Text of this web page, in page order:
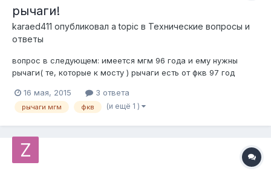
рычаги!
karaed411 опубликовал a topic в Технические вопросы и
ответы
вопрос в следующем: имеется мгм 96 года и ему нужны
рычаги( те, которые к мосту ) рычаги есть от фкв 97 год
16 мая, 2015
3 ответа
рычаги мгм фкв (и ещё 1 )